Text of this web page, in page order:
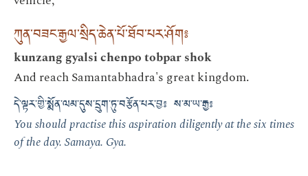
ཀུན་བཟང་རྒྱལ་སྲིད་ཆེན་པོ་ཐོབ་པར་ཤོག༔
kunzang gyalsi chenpo tobpar shok
And reach Samantabhadra's great kingdom.
དེ་ལྟར་གྱི་སྨོན་ལམ་དུས་དྲུག་ཏུ་བརྩོན་པར་བྱ༔ ས་མ་ཡ་རྒྱ༔
You should practise this aspiration diligently at the six times
of the day. Samaya. Gya.